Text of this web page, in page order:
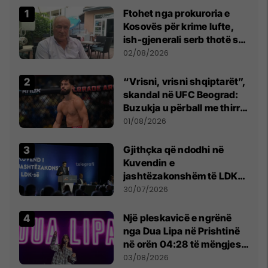
Ftohet nga prokuroria e
Kosovës për krime lufte,
ish-gjenerali serb thotë se
dikush e tradhtoi në
02/08/2026
“Vrisni, vrisni shqiptarët”,
skandal në UFC Beograd:
Buzukja u përball me thirrje
anti-shqiptare nga
01/08/2026
Gjithçka që ndodhi në
Kuvendin e
jashtëzakonshëm të LDK-
së
30/07/2026
Një pleskavicë e ngrënë
nga Dua Lipa në Prishtinë
në orën 04:28 të mëngjesit
- dhe bota digjitale serbe
03/08/2026